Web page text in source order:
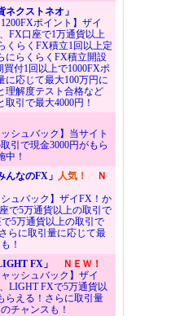
クストネオ」
1200FXポイント】ザイ
FX口座で1万通貨以上
くらくFX積立1回以上定
にらくらくFX積立開設
付1回以上で1000FXポ
に応じて最大100万円に
理解度テスト合格など
取引で最大4000円！
ッシュバック】当サイト
引で現金3000円がもら
中！
んなのFX」 人気！
Ｎ
シュバック】ザイFX！か
で5万通貨以上の取引で
5万通貨以上の取引で
らに取引量に応じて最
！
FX」
ＮＥＷ！
ャッシュバック】ザイ
LIGHT FXで5万通貨以
らえる！さらに取引量
チャンスも！